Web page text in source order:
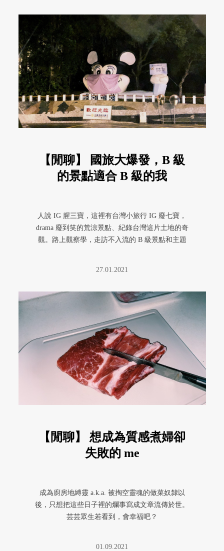
【閒聊】 國旅大爆發，B 級
的景點適合 B 級的我
人說 IG 腥三寶，這裡有台灣小旅行 IG 廢七寶，
drama 廢到笑的荒涼景點、紀錄台灣這片土地的奇
觀。路上觀察學，走訪不入流的 B 級景點和主題
27.01.2021
【閒聊】 想成為質感煮婦卻
失敗的 me
成為廚房地縛靈 a.k.a. 被掏空靈魂的做菜奴隸以
後，只想把這些日子裡的爛事寫成文章流傳於世。
芸芸眾生若看到，會幸福吧？
01.09.2021